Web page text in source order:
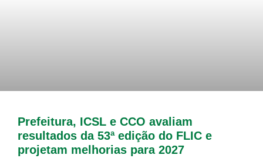
Prefeitura, ICSL e CCO avaliam
resultados da 53ª edição do FLIC e
projetam melhorias para 2027